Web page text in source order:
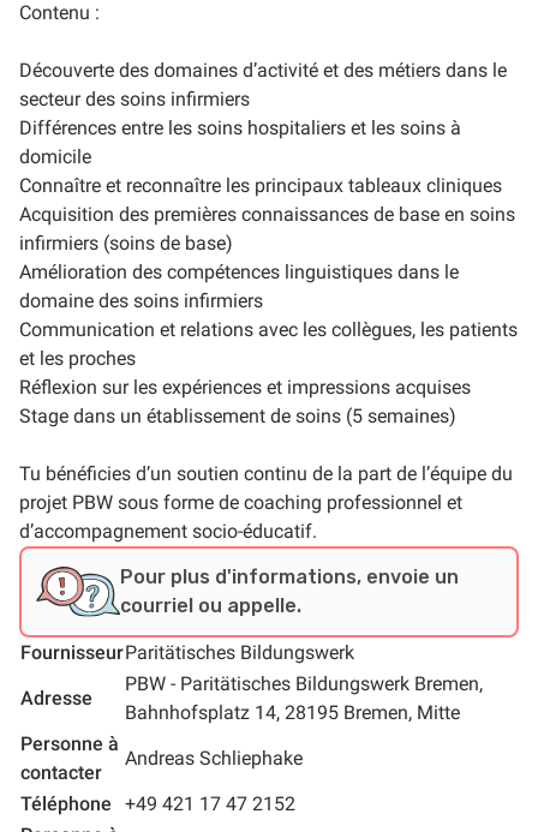
Contenu :
Découverte des domaines d’activité et des métiers dans le
secteur des soins infirmiers
Différences entre les soins hospitaliers et les soins à
domicile
Connaître et reconnaître les principaux tableaux cliniques
Acquisition des premières connaissances de base en soins
infirmiers (soins de base)
Amélioration des compétences linguistiques dans le
domaine des soins infirmiers
Communication et relations avec les collègues, les patients
et les proches
Réflexion sur les expériences et impressions acquises
Stage dans un établissement de soins (5 semaines)
Tu bénéficies d’un soutien continu de la part de l’équipe du
projet PBW sous forme de coaching professionnel et
d’accompagnement socio-éducatif.
Pour plus d'informations, envoie un
courriel ou appelle.
FournisseurParitätisches Bildungswerk
Adresse
PBW - Paritätisches Bildungswerk Bremen,
Bahnhofsplatz 14, 28195 Bremen, Mitte
Personne à
contacter
Andreas Schliephake
Téléphone
+49 421 17 47 2152